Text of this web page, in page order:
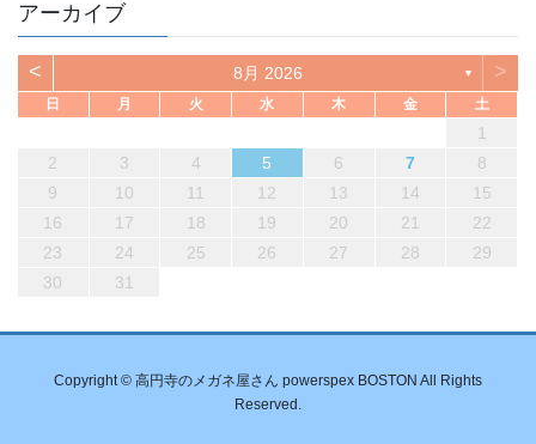
アーカイブ
< 8月 2026 ▼ >
日 月 火 水 木 金 土
1
2
3 4 5 6 7
8
9
10 11 12 13 14
15
16
17 18 19 20 21
22
23
24 25 26 27 28
29
30
31
Copyright © 高円寺のメガネ屋さん powerspex BOSTON All Rights
Reserved.